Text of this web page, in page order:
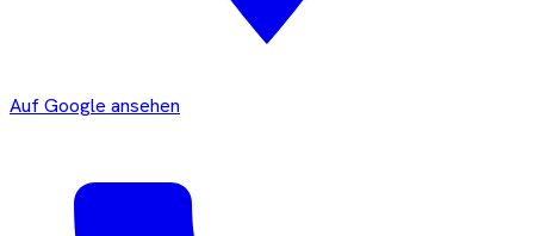
Auf Google ansehen